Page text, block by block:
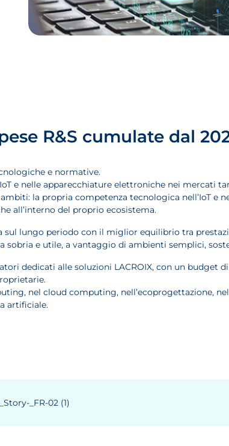
R&S cumulate dal
e normative.
e nelle apparecchiature elettroniche nei mercati
la propria competenza tecnologica nell’IoT e
all’interno del proprio ecosistema.
sul lungo periodo con il miglior equilibrio tra
e utile, a vantaggio di ambienti semplici,
dedicati alle soluzioni LACROIX, con un budget
nel cloud computing, nell’ecoprogettazione,
artificiale.
_FR-02 (1)